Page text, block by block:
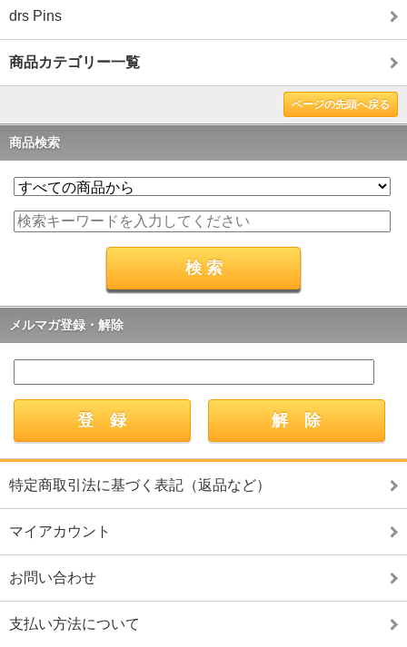
drs Pins
商品カテゴリー一覧
ページの先頭へ戻る
商品検索
メルマガ登録・解除
特定商取引法に基づく表記（返品など）
マイアカウント
お問い合わせ
支払い方法について